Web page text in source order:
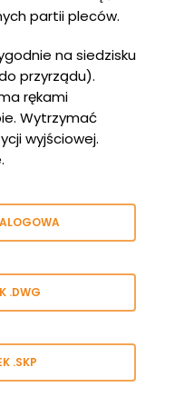
partii pleców.
na siedzisku
przyrządu).
rękami
Wytrzymać
wyjściowej.
.DWG
.SKP